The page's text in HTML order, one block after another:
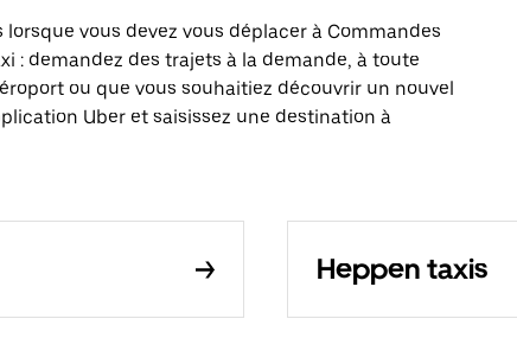
vous devez vous déplacer à Commandes
: demandez des trajets à la demande, à toute
ou que vous souhaitiez découvrir un nouvel
Uber et saisissez une destination à
Heppen taxis